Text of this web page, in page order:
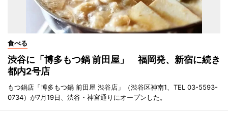
食べる
渋谷に「博多もつ鍋 前田屋」 福岡発、新宿に続き
都内2号店
もつ鍋店「博多もつ鍋 前田屋 渋谷店」（渋谷区神南1、TEL 03-5593-
0734）が7月19日、渋谷・神宮通りにオープンした。